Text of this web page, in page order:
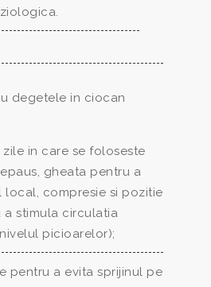
degetele in ciocan
zile in care se foloseste
gheata pentru a
local, compresie si pozitie
a stimula circulatia
picioarelor);
pentru a evita sprijinul pe